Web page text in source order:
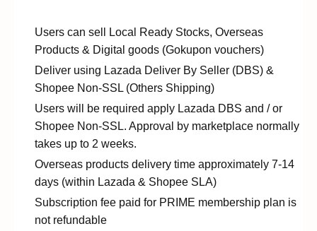
Users can sell Local Ready Stocks, Overseas
Products & Digital goods (Gokupon vouchers)
Deliver using Lazada Deliver By Seller (DBS) &
Shopee Non-SSL (Others Shipping)
Users will be required apply Lazada DBS and / or
Shopee Non-SSL. Approval by marketplace normally
takes up to 2 weeks.
Overseas products delivery time approximately 7-14
days (within Lazada & Shopee SLA)
Subscription fee paid for PRIME membership plan is
not refundable